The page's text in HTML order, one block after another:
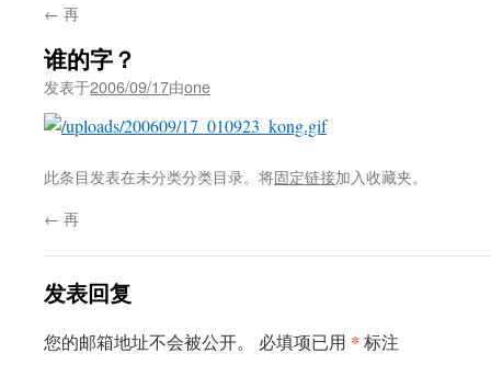
← 再
谁的字？
发表于2006/09/17由one
此条目发表在未分类分类目录。将固定链接加入收藏夹。
← 再
发表回复
您的邮箱地址不会被公开。 必填项已用 * 标注